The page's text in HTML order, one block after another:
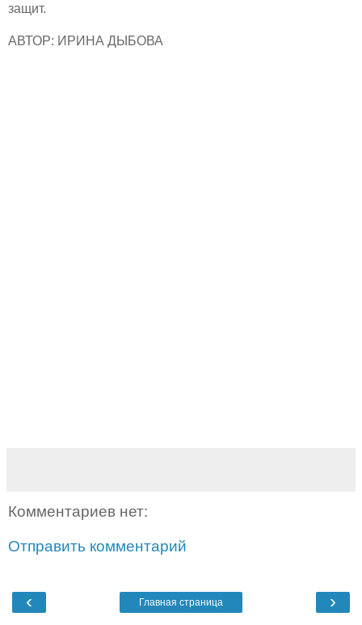
защит.
АВТОР: ИРИНА ДЫБОВА
Комментариев нет:
Отправить комментарий
‹ ›
Главная страница